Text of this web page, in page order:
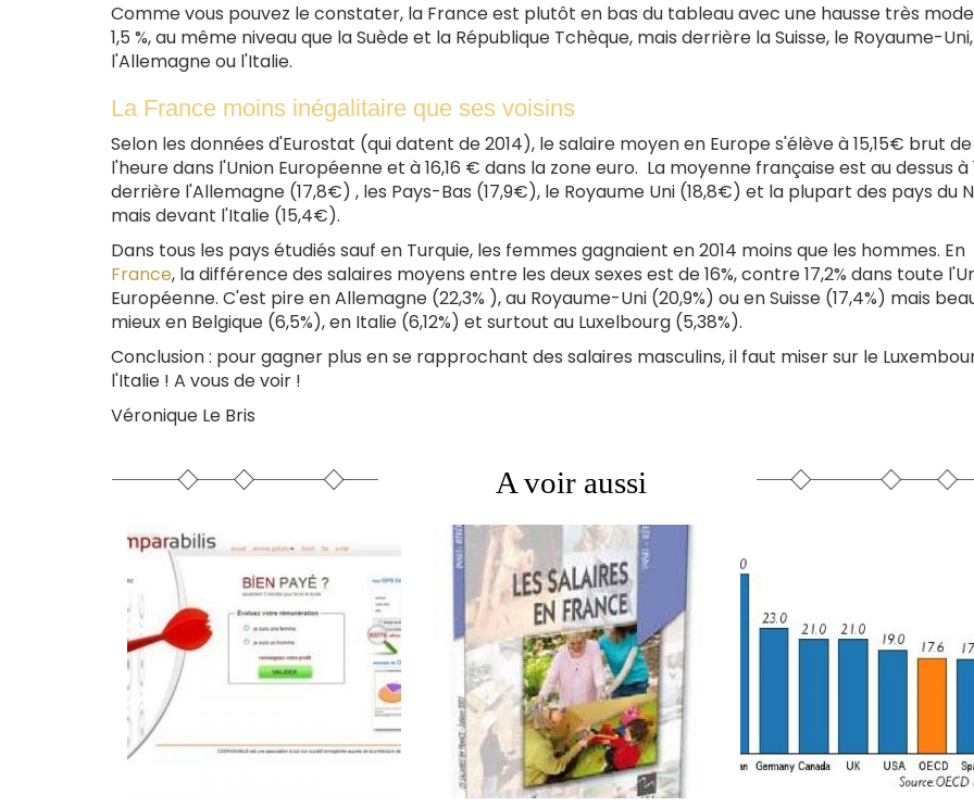
est
externe)
Comme vous pouvez le constater, la France est plutôt en bas du tableau avec une hausse très
1,5 %, au même niveau que la Suède et la République Tchèque, mais derrière la Suisse, le Royaume-Uni,
l'Allemagne ou l'Italie.
La France moins inégalitaire que ses voisins
Selon les données d'Eurostat (qui datent de 2014), le salaire moyen en Europe s'élève à 15,15€ brut de
l'heure dans l'Union Européenne et à 16,16 € dans la zone euro. La moyenne française est au dessus à
derrière l'Allemagne (17,8€) , les Pays-Bas (17,9€), le Royaume Uni (18,8€) et la plupart des pays du
mais devant l'Italie (15,4€).
Dans tous les pays étudiés sauf en Turquie, les femmes gagnaient en 2014 moins que les hommes. En
France, la différence des salaires moyens entre les deux sexes est de 16%, contre 17,2% dans toute
Européenne. C'est pire en Allemagne (22,3% ), au Royaume-Uni (20,9%) ou en Suisse (17,4%) mais
mieux en Belgique (6,5%), en Italie (6,12%) et surtout au Luxelbourg (5,38%).
Conclusion : pour gagner plus en se rapprochant des salaires masculins, il faut miser sur le
l'Italie ! A vous de voir !
Véronique Le Bris
A voir aussi